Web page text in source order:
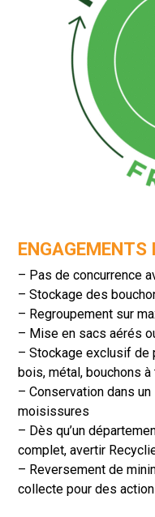
ENGAGEMENTS
– Pas de concurrence
– Stockage des
– Regroupement sur
– Mise en sacs aérés
– Stockage exclusif de
bois, métal, bouchons
– Conservation dans
moisissures
– Dès qu’un
complet, avertir
– Reversement de
collecte pour des